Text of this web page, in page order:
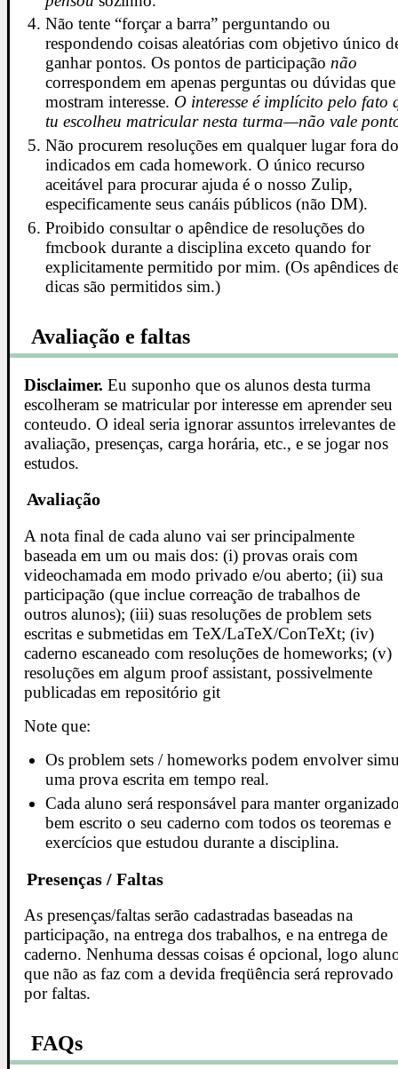
Não tente “forçar a barra” perguntando ou
respondendo coisas aleatórias com objetivo único
ganhar pontos. Os pontos de participaçãonão
correspondem em apenas perguntas ou dúvidas que
mostram interesse. O interesse é implícito pelo fato
tu escolheu matricular nesta turma—não vale
Não procurem resoluções em qualquer lugar fora
indicados em cada homework. O único recurso
aceitável para procurar ajuda é o nosso Zulip,
especificamente seus canáis públicos (não DM).
Proibido consultar o apêndice de resoluções do
fmcbook durante a disciplina exceto quando for
explicitamente permitido por mim. (Os apêndices
dicas são permitidos sim.)
Avaliação e faltas
Disclaimer. Eu suponho que os alunos desta turma
escolheram se matricular por interesse em aprender seu
conteudo. O ideal seria ignorar assuntos irrelevantes de
avaliação, presenças, carga horária, etc., e se jogar nos
estudos.
Avaliação
A nota final de cada aluno vai ser principalmente
baseada em um ou mais dos: (i) provas orais com
videochamada em modo privado e/ou aberto; (ii) sua
participação (que inclue correação de trabalhos de
outros alunos); (iii) suas resoluções de problem sets
escritas e submetidas em TeX/LaTeX/ConTeXt; (iv)
caderno escaneado com resoluções de homeworks; (v)
resoluções em algum proof assistant, possivelmente
publicadas em repositório git
Note que:
Os problem sets / homeworks podem envolver
uma prova escrita em tempo real.
Cada aluno será responsável para manter
bem escrito o seu caderno com todos os teoremas e
exercícios que estudou durante a disciplina.
Presenças / Faltas
As presenças/faltas serão cadastradas baseadas na
participação, na entrega dos trabalhos, e na entrega de
caderno. Nenhuma dessas coisas é opcional, logo
que não as faz com a devida freqüência será reprovado
por faltas.
FAQs